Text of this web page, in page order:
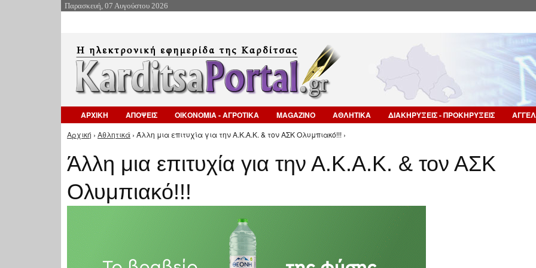
Παρασκευή, 07 Αυγούστου 2026
ΑΡΧΙΚΗ ΑΠΟΨΕΙΣ ΟΙΚΟΝΟΜΙΑ - ΑΓΡΟΤΙΚΑ MAGAZINO ΑΘΛΗΤΙΚΑ ΔΙΑΚΗΡΥΞΕΙΣ - ΠΡΟΚΗΡΥΞΕΙΣ
Είστε εδώ
Αρχική › Αθλητικά › Άλλη μια επιτυχία για την Α.Κ.Α.Κ. & τον ΑΣΚ Ολυμπιακό!!! ›
Άλλη μια επιτυχία για την Α.Κ.Α.Κ. & τον ΑΣΚ
Ολυμπιακό!!!